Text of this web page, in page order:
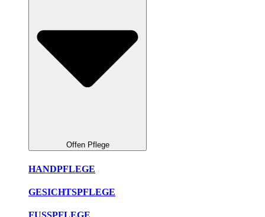
Offen Pflege
HANDPFLEGE
GESICHTSPFLEGE